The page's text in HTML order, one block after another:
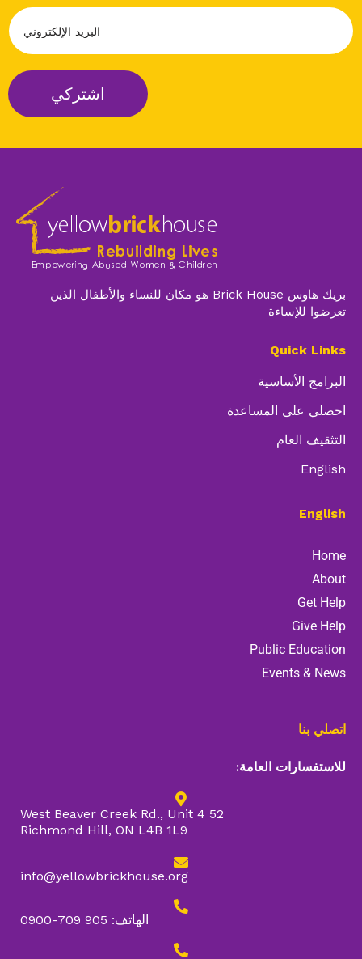
*E
m
a
l
*
اشتركي
بريك هاوس Brick House هو مكان للنساء والأطفال الذين
تعرضوا للإساءة
Quick Links
البرامج الأساسية
احصلي على المساعدة
التثقيف العام
English
English
Home
About
Get Help
Give Help
Public Education
Events & News
اتصلي بنا
للاستفسارات العامة:
52 West Beaver Creek Rd., Unit 4
Richmond Hill, ON L4B 1L9
info@yellowbrickhouse.org
الهاتف: 905 709-0900